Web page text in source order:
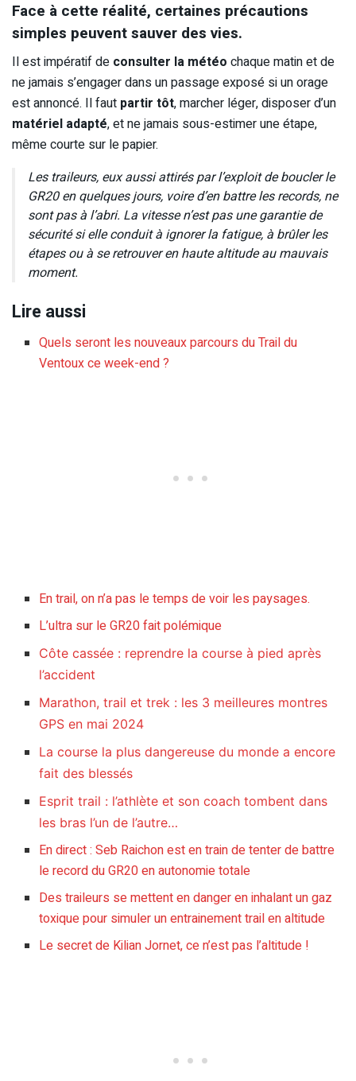
Face à cette réalité, certaines précautions
simples peuvent sauver des vies.
Il est impératif de consulter la météo chaque matin et de
ne jamais s’engager dans un passage exposé si un orage
est annoncé. Il faut partir tôt, marcher léger, disposer d’un
matériel adapté, et ne jamais sous-estimer une étape,
même courte sur le papier.
Les traileurs, eux aussi attirés par l’exploit de boucler le
GR20 en quelques jours, voire d’en battre les records, ne
sont pas à l’abri. La vitesse n’est pas une garantie de
sécurité si elle conduit à ignorer la fatigue, à brûler les
étapes ou à se retrouver en haute altitude au mauvais
moment.
Lire aussi
Quels seront les nouveaux parcours du Trail du
Ventoux ce week-end ?
En trail, on n’a pas le temps de voir les paysages.
L’ultra sur le GR20 fait polémique
Côte cassée : reprendre la course à pied après
l’accident
Marathon, trail et trek : les 3 meilleures montres
GPS en mai 2024
La course la plus dangereuse du monde a encore
fait des blessés
Esprit trail : l’athlète et son coach tombent dans
les bras l’un de l’autre…
En direct : Seb Raichon est en train de tenter de battre
le record du GR20 en autonomie totale
Des traileurs se mettent en danger en inhalant un gaz
toxique pour simuler un entrainement trail en altitude
Le secret de Kilian Jornet, ce n’est pas l’altitude !